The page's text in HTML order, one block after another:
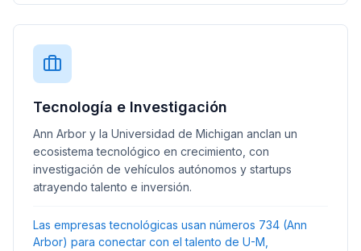
Tecnología e Investigación
Ann Arbor y la Universidad de Michigan anclan un
ecosistema tecnológico en crecimiento, con
investigación de vehículos autónomos y startups
atrayendo talento e inversión.
Las empresas tecnológicas usan números 734 (Ann
Arbor) para conectar con el talento de U-M,